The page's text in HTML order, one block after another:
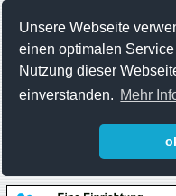
Unsere Webseite
einen optimalen
Nutzung dieser
einverstanden. Mehr